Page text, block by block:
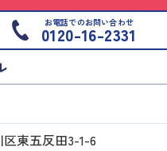
お電話でのお問い合わせ
0120-16-2331
東五反田3-1-6